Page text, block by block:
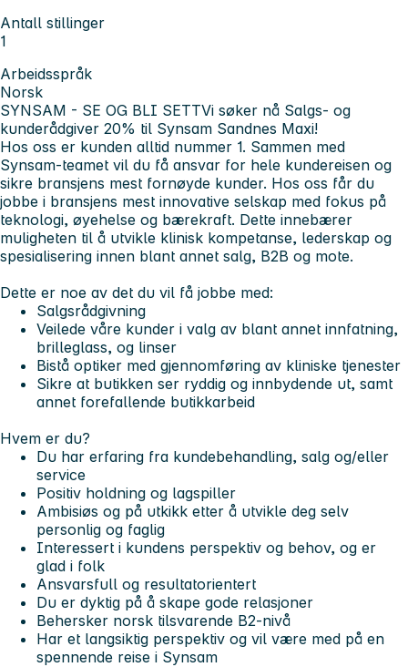
Antall stillinger
1
Arbeidsspråk
Norsk
SYNSAM - SE OG BLI SETTVi søker nå Salgs- og
kunderådgiver 20% til Synsam Sandnes Maxi!
Hos oss er kunden alltid nummer 1. Sammen med
Synsam-teamet vil du få ansvar for hele kundereisen og
sikre bransjens mest fornøyde kunder. Hos oss får du
jobbe i bransjens mest innovative selskap med fokus på
teknologi, øyehelse og bærekraft. Dette innebærer
muligheten til å utvikle klinisk kompetanse, lederskap og
spesialisering innen blant annet salg, B2B og mote.
Dette er noe av det du vil få jobbe med:
Salgsrådgivning
Veilede våre kunder i valg av blant annet innfatning,
brilleglass, og linser
Bistå optiker med gjennomføring av kliniske tjenester
Sikre at butikken ser ryddig og innbydende ut, samt
annet forefallende butikkarbeid
Hvem er du?
Du har erfaring fra kundebehandling, salg og/eller
service
Positiv holdning og lagspiller
Ambisiøs og på utkikk etter å utvikle deg selv
personlig og faglig
Interessert i kundens perspektiv og behov, og er
glad i folk
Ansvarsfull og resultatorientert
Du er dyktig på å skape gode relasjoner
Behersker norsk tilsvarende B2-nivå
Har et langsiktig perspektiv og vil være med på en
spennende reise i Synsam